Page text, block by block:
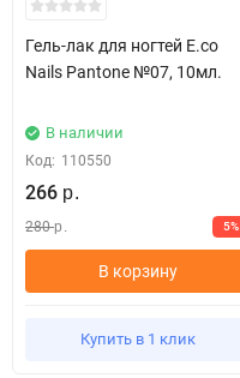
Гель-лак для ногтей E.co
Nails Pantone №07, 10мл.
В наличии
Код: 110550
266 р.
280 р. 5%
В корзину
Купить в 1 клик